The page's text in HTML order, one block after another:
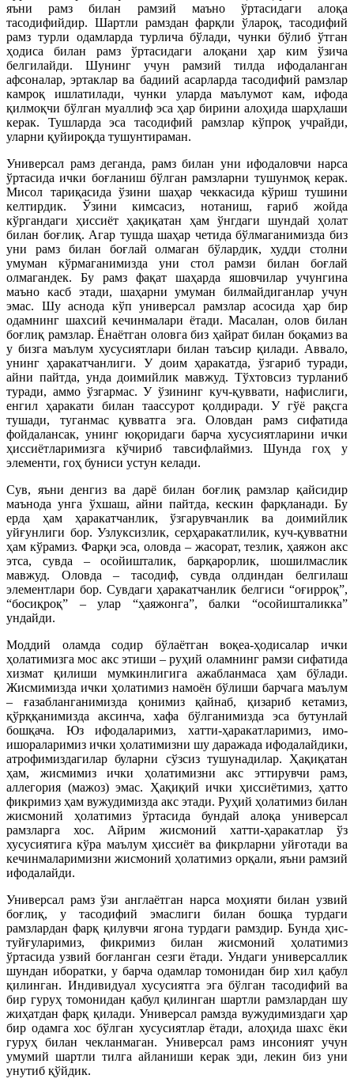
яъни рамз билан рамзий маъно ўртасидаги алоқа
тасодифийдир. Шартли рамздан фарқли ўлароқ, тасодифий
рамз турли одамларда турлича бўлади, чунки бўлиб ўтган
ҳодиса билан рамз ўртасидаги алоқани ҳар ким ўзича
белгилайди. Шунинг учун рамзий тилда ифодаланган
афсоналар, эртаклар ва бадиий асарларда тасодифий рамзлар
камроқ ишлатилади, чунки уларда маълумот кам, ифода
қилмоқчи бўлган муаллиф эса ҳар бирини алоҳида шарҳлаши
керак. Тушларда эса тасодифий рамзлар кўпроқ учрайди,
уларни қуйироқда тушунтираман.
Универсал рамз деганда, рамз билан уни ифодаловчи нарса
ўртасида ички боғланиш бўлган рамзларни тушунмоқ керак.
Мисол тариқасида ўзини шаҳар чеккасида кўриш тушини
келтирдик. Ўзини кимсасиз, нотаниш, ғариб жойда
кўргандаги ҳиссиёт ҳақиқатан ҳам ўнгдаги шундай ҳолат
билан боғлиқ. Агар тушда шаҳар четида бўлмаганимизда биз
уни рамз билан боғлай олмаган бўлардик, худди столни
умуман кўрмаганимизда уни стол рамзи билан боғлай
олмагандек. Бу рамз фақат шаҳарда яшовчилар учунгина
маъно касб этади, шаҳарни умуман билмайдиганлар учун
эмас. Шу аснода кўп универсал рамзлар асосида ҳар бир
одамнинг шахсий кечинмалари ётади. Масалан, олов билан
боғлиқ рамзлар. Ёнаётган оловга биз ҳайрат билан боқамиз ва
у бизга маълум хусусиятлари билан таъсир қилади. Аввало,
унинг ҳаракатчанлиги. У доим ҳаракатда, ўзгариб туради,
айни пайтда, унда доимийлик мавжуд. Тўхтовсиз турланиб
туради, аммо ўзгармас. У ўзининг куч-қуввати, нафислиги,
енгил ҳаракати билан таассурот қолдиради. У гўё рақсга
тушади, туганмас қувватга эга. Оловдан рамз сифатида
фойдалансак, унинг юқоридаги барча хусусиятларини ички
ҳиссиётларимизга кўчириб тавсифлаймиз. Шунда гоҳ у
элементи, гоҳ буниси устун келади.
Сув, яъни денгиз ва дарё билан боғлиқ рамзлар қайсидир
маънода унга ўхшаш, айни пайтда, кескин фарқланади. Бу
ерда ҳам ҳаракатчанлик, ўзгарувчанлик ва доимийлик
уйғунлиги бор. Узлуксизлик, серҳаракатлилик, куч-қувватни
ҳам кўрамиз. Фарқи эса, оловда – жасорат, тезлик, ҳаяжон акс
этса, сувда – осойишталик, барқарорлик, шошилмаслик
мавжуд. Оловда – тасодиф, сувда олдиндан белгилаш
элементлари бор. Сувдаги ҳаракатчанлик белгиси “оғирроқ”,
“босиқроқ” – улар “ҳаяжонга”, балки “осойишталикка”
ундайди.
Моддий оламда содир бўлаётган воқеа-ҳодисалар ички
ҳолатимизга мос акс этиши – руҳий оламнинг рамзи сифатида
хизмат қилиши мумкинлигига ажабланмаса ҳам бўлади.
Жисмимизда ички ҳолатимиз намоён бўлиши барчага маълум
– ғазабланганимизда қонимиз қайнаб, қизариб кетамиз,
қўрққанимизда аксинча, хафа бўлганимизда эса бутунлай
бошқача. Юз ифодаларимиз, хатти-ҳаракатларимиз, имо-
ишораларимиз ички ҳолатимизни шу даражада ифодалайдики,
атрофимиздагилар буларни сўзсиз тушунадилар. Ҳақиқатан
ҳам, жисмимиз ички ҳолатимизни акс эттирувчи рамз,
аллегория (мажоз) эмас. Ҳақиқий ички ҳиссиётимиз, ҳатто
фикримиз ҳам вужудимизда акс этади. Руҳий ҳолатимиз билан
жисмоний ҳолатимиз ўртасида бундай алоқа универсал
рамзларга хос. Айрим жисмоний хатти-ҳаракатлар ўз
хусусиятига кўра маълум ҳиссиёт ва фикрларни уйғотади ва
кечинмаларимизни жисмоний ҳолатимиз орқали, яъни рамзий
ифодалайди.
Универсал рамз ўзи англаётган нарса моҳияти билан узвий
боғлиқ, у тасодифий эмаслиги билан бошқа турдаги
рамзлардан фарқ қилувчи ягона турдаги рамздир. Бунда ҳис-
туйғуларимиз, фикримиз билан жисмоний ҳолатимиз
ўртасида узвий боғланган сезги ётади. Ундаги универсаллик
шундан иборатки, у барча одамлар томонидан бир хил қабул
қилинган. Индивидуал хусусиятга эга бўлган тасодифий ва
бир гуруҳ томонидан қабул қилинган шартли рамзлардан шу
жиҳатдан фарқ қилади. Универсал рамзда вужудимиздаги ҳар
бир одамга хос бўлган хусусиятлар ётади, алоҳида шахс ёки
гуруҳ билан чекланмаган. Универсал рамз инсоният учун
умумий шартли тилга айланиши керак эди, лекин биз уни
унутиб қўйдик.